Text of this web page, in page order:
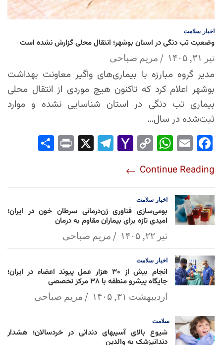
اخبار سلامت
وضعیت تب دنگی در استان بوشهر؛ انتقال محلی گزارش نشده است
تیر ۳۱, ۱۴۰۵ مریم صباحی
مدیر گروه مبارزه با بیماری‌های واگیر معاونت بهداشت
بوشهر اعلام کرد که تاکنون هیچ موردی از انتقال محلی
بیماری تب دنگی در استان شناسایی نشده و موارد
ثبت‌شده در سال…
Fac
ok
Em
Wh
Ap
p
Co
Lin
k
Yah
l
Tel
Pri
Continue Reading
اخبار سلامت
بومی‌سازی فناوری ژن‌درمانی سرطان خون در ایران؛
امیدی تازه برای بیماران مقاوم به درمان
تیر ۲۲, ۱۴۰۵ مریم صباحی
اخبار سلامت
انجام بیش از ۳۰ هزار عمل پیوند اعضاء در ایران؛
جایگاه پیشرو منطقه با ۳۸ مرکز تخصصی
اردیبهشت ۳۱, ۱۴۰۵ مریم صباحی
سلامت
شیوع بالای آسیبهای دندانی در خردسالان؛ هشدار
دندانپزشک به والدین